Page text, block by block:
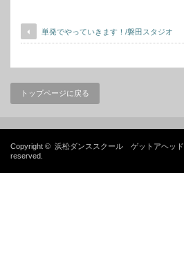
単発でやっていきます！/磐田スタジオ
トップページに戻る
Copyright © 浜松ダンススクール ゲットアヘッド
reserved.